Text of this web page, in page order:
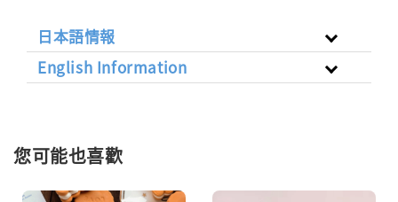
日本語情報
English Information
您可能也喜歡